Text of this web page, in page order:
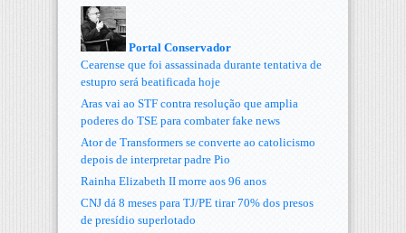
Portal Conservador
Cearense que foi assassinada durante tentativa de
estupro será beatificada hoje
Aras vai ao STF contra resolução que amplia
poderes do TSE para combater fake news
Ator de Transformers se converte ao catolicismo
depois de interpretar padre Pio
Rainha Elizabeth II morre aos 96 anos
CNJ dá 8 meses para TJ/PE tirar 70% dos presos
de presídio superlotado